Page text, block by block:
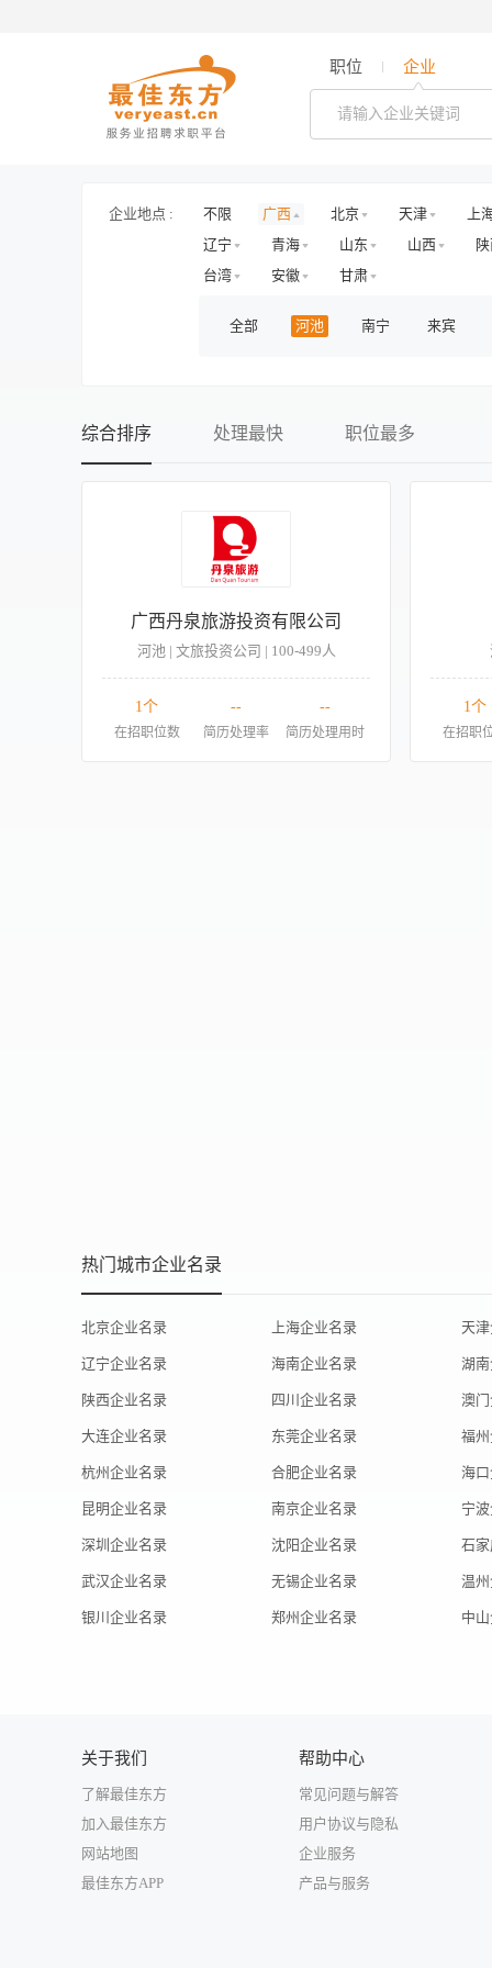
职位 企业
企业地点 : 不限 广西 北京 天津
上
辽宁
青海 山东 山西
台湾
安徽 甘肃
全部 河池 南宁 来宾
综合排序 处理最快 职位最多
广西丹泉旅游投资有限公司
河池 | 文旅投资公司 | 100-499人
1个
在招职位数
--
简历处理率
--
简历处理用时
1个
在招职
热门城市企业名录
北京企业名录 上海企业名录 天
辽宁企业名录 海南企业名录 湖
陕西企业名录 四川企业名录 澳
大连企业名录 东莞企业名录 福
杭州企业名录 合肥企业名录 海
昆明企业名录 南京企业名录 宁
深圳企业名录 沈阳企业名录 石
武汉企业名录 无锡企业名录 温
银川企业名录 郑州企业名录 中
关于我们
了解最佳东方
加入最佳东方
网站地图
最佳东方APP
帮助中心
常见问题与解答
用户协议与隐私
企业服务
产品与服务